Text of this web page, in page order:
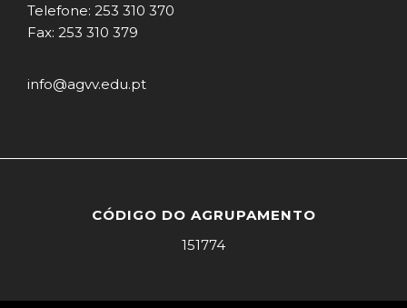
Telefone: 253 310 370
Fax: 253 310 379
info@agvv.edu.pt
CÓDIGO DO AGRUPAMENTO
151774